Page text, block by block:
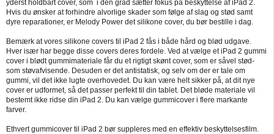
yderst holdbart cover, som i den grad sætter fokus på beskyttelse af iPad 2.
Hvis du ønsker at forhindre alvorlige skader som følge af slag og stød samt
dyre reparationer, er Melody Power det silikone cover, du bør bestille i dag.
Bemærk at vores silikone covers til iPad 2 fås i både hård og blød udgave.
Hver især har begge disse covers deres fordele. Ved at vælge et iPad 2 gummi
cover i blødt gummimateriale får du et rigtigt skønt cover, som er såvel stød-
som støvafvisende. Desuden er det antistatisk, og selv om der er tale om
gummi, vil det ikke lugte overhovedet. Du kan være helt sikker på, at dit nye
cover er udformet, så det passer perfekt til din tablet. Det bløde materiale vil
bestemt ikke ridse din iPad 2. Du kan vælge gummicover i flere markante
farver.
Ethvert gummicover til iPad 2 bør suppleres med en effektiv beskyttelsesfilm.